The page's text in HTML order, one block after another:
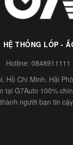
HỆ THỐNG LỐP -
Hotline: 0848911111
Hồ Chí Minh, Hải
G7Auto 100%
người bạn tin